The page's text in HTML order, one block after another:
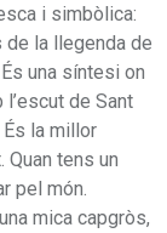
i simbòlica:
la llegenda de
una síntesi on
de Sant
la millor
Quan tens un
pel món.
mica capgròs,